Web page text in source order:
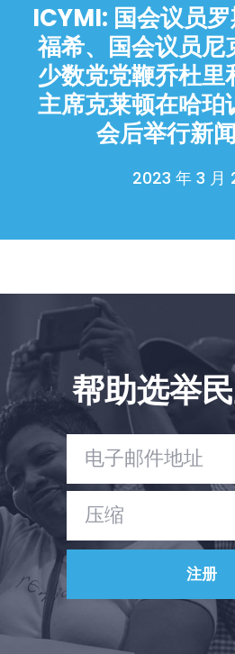
首页
Shop
Take Back the
与我们合
新闻
行动
ICYMI: 国会议员
福希、国会议员尼
少数党党鞭乔杜里
主席克莱顿在哈珀
会后举行新
2023 年 3 月
帮助选举